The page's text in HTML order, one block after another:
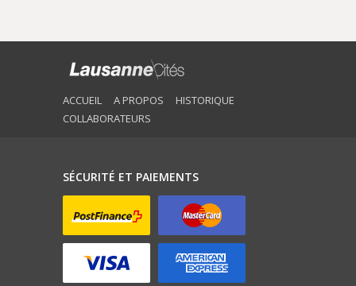
ACCUEIL A PROPOS
HISTORIQUE
COLLABORATEURS
SÉCURITÉ ET PAIEMENTS